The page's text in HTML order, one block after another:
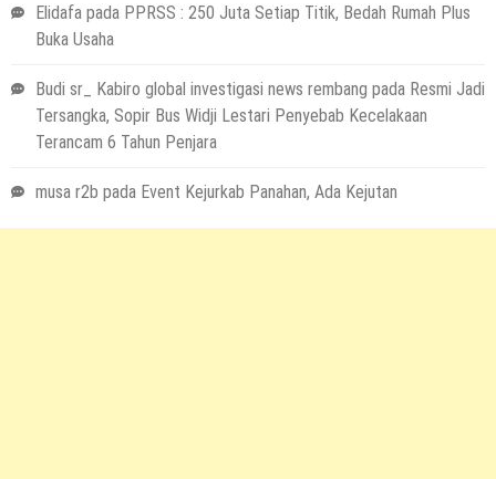
Elidafa pada PPRSS : 250 Juta Setiap Titik, Bedah Rumah Plus
Buka Usaha
Budi sr_ Kabiro global investigasi news rembang pada Resmi Jadi
Tersangka, Sopir Bus Widji Lestari Penyebab Kecelakaan
Terancam 6 Tahun Penjara
musa r2b pada Event Kejurkab Panahan, Ada Kejutan